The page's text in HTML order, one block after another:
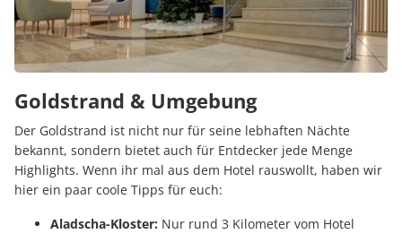
Goldstrand & Umgebung
Der Goldstrand ist nicht nur für seine lebhaften Nächte
bekannt, sondern bietet auch für Entdecker jede Menge
Highlights. Wenn ihr mal aus dem Hotel rauswollt, haben wir
hier ein paar coole Tipps für euch:
Aladscha-Kloster: Nur rund 3 Kilometer vom Hotel